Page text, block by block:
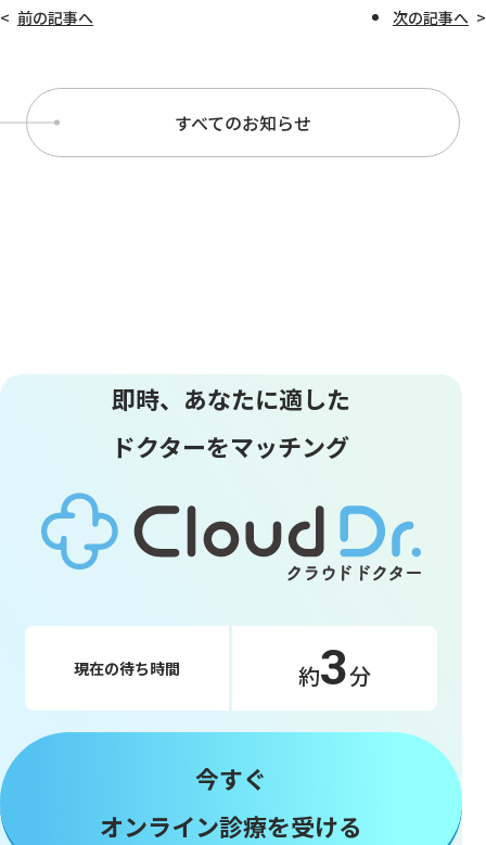
前の記事へ 次の記事へ
すべてのお知らせ
即時、あなたに適した
ドクターをマッチング
現在の待ち時間 約3分
今すぐ
オンライン診療を受ける